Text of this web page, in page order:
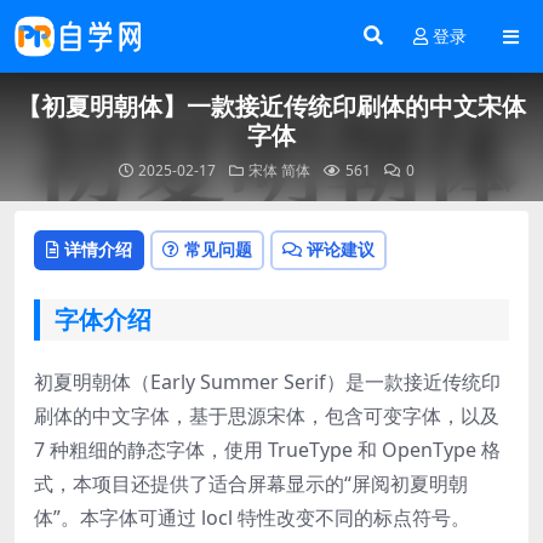
登录
【初夏明朝体】一款接近传统印刷体的中文宋体
字体
2025-02-17 宋体简体 561 0
详情介绍 常见问题 评论建议
字体介绍
初夏明朝体（Early Summer Serif）是一款接近传统印
刷体的中文字体，基于思源宋体，包含可变字体，以及
7 种粗细的静态字体，使用 TrueType 和 OpenType 格
式，本项目还提供了适合屏幕显示的“屏阅初夏明朝
体”。本字体可通过 locl 特性改变不同的标点符号。